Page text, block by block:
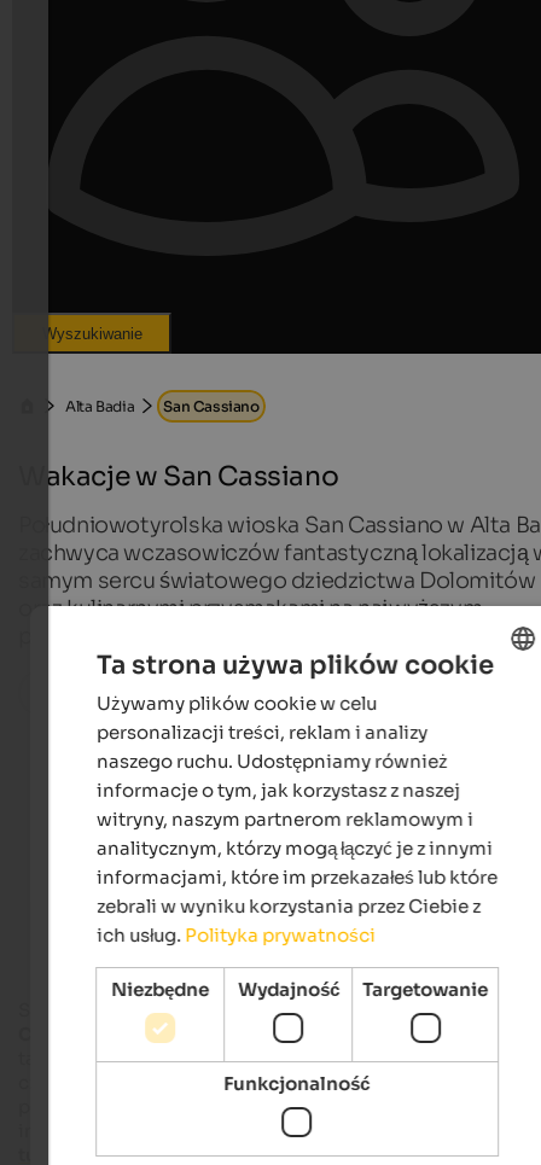
Wyszukiwanie
Alta Badia San Cassiano
Wakacje w San Cassiano
Południowotyrolska wioska San Cassiano w Alta
zachwyca wczasowiczów fantastyczną lokalizacją
samym sercu światowego dziedzictwa Dolomitów
oraz kulinarnymi przysmakami na najwyższym
Wszystkie miejsca w regionie
Hotels in St. Kassian
Apartments in St. Kassian
San Cassiano należy do gminy Badia i leży u podnóża
Lavarella
. Te dwa szczyty górskie i wiele innych,
także rozległe alpejskie pastwiska i zielone górskie jeziora, są
Parku Przyrody Fanes-Senes-Braies
przeciwnej stronie doliny, w Parku Przyrody Puez Odle,
inne imponujące szczyty Dolomitów: prawdziwy
i wspinaczy.
Ta strona używa plików cookie
Używamy plików cookie w celu
personalizacji treści, reklam i analizy
naszego ruchu. Udostępniamy również
informacje o tym, jak korzystasz z naszej
witryny, naszym partnerom reklamowym i
analitycznym, którzy mogą łączyć je z innymi
informacjami, które im przekazałeś lub które
zebrali w wyniku korzystania przez Ciebie z
ich usług. Polityka prywatności
Niezbędne Wydajność Targetowanie
Funkcjonalność